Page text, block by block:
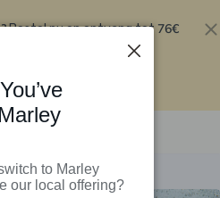
Bestel nu en ontvang tot 76€
to Marley
our local offering?